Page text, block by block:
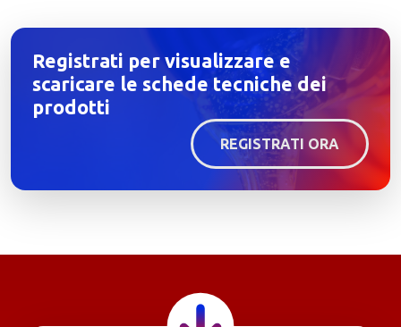
Registrati per visualizzare e
scaricare le schede tecniche dei
prodotti
REGISTRATI ORA